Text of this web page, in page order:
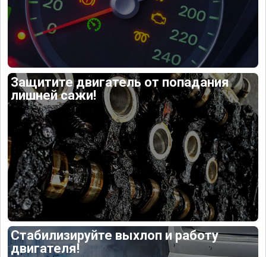
Защитите двигатель от попадания
лишней сажи!
Стабилизируйте выхлоп и работу
двигателя!